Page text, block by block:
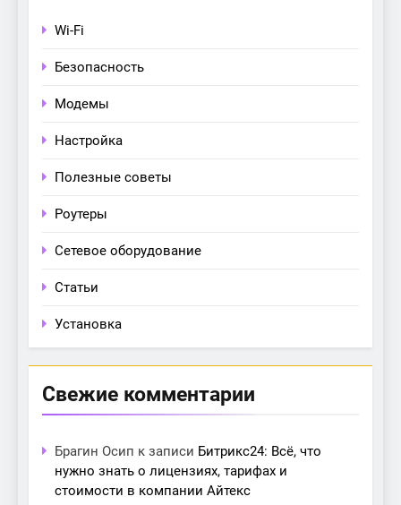
Wi-Fi
Безопасность
Модемы
Настройка
Полезные советы
Роутеры
Сетевое оборудование
Статьи
Установка
Свежие комментарии
Брагин Осип к записи Битрикс24: Всё, что
нужно знать о лицензиях, тарифах и
стоимости в компании Айтекс